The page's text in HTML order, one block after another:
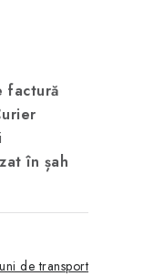
factură
în șah
de transport